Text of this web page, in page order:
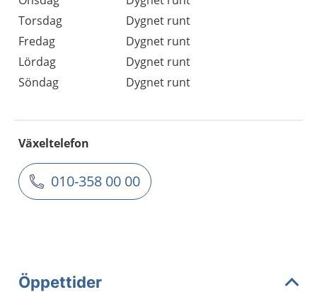
Torsdag
Dygnet runt
Fredag
Dygnet runt
Lördag
Dygnet runt
Söndag
Dygnet runt
Växeltelefon
010-358 00 00
Öppettider